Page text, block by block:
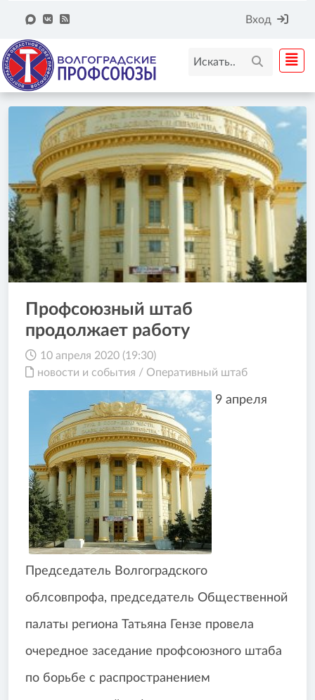
Вход
Профсоюзный штаб
продолжает работу
10 апреля 2020 (19:30)
новости и события / Оперативный штаб
9 апреля
Председатель Волгоградского
облсовпрофа, председатель Общественной
палаты региона Татьяна Гензе провела
очередное заседание профсоюзного штаба
по борьбе с распространением